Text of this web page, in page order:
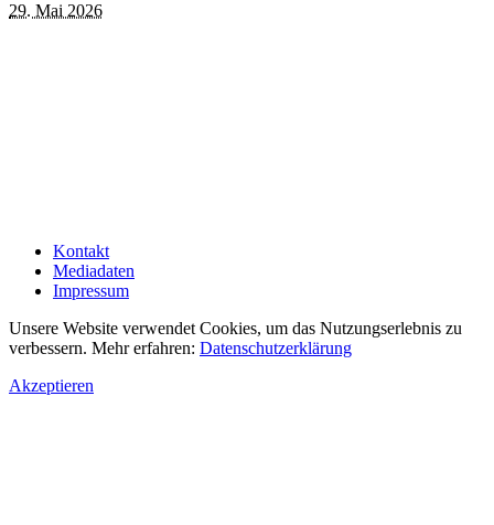
29. Mai 2026
Kontakt
Mediadaten
Impressum
Unsere Website verwendet Cookies, um das Nutzungserlebnis zu
verbessern. Mehr erfahren: Datenschutzerklärung
Akzeptieren